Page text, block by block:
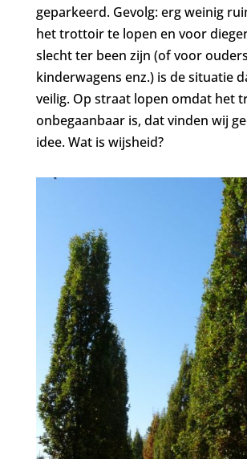
geparkeerd. Gevolg: erg weinig
het trottoir te lopen en voor
slecht ter been zijn (of voor
kinderwagens enz.) is de situatie
veilig. Op straat lopen omdat het
onbegaanbaar is, dat vinden wij
idee. Wat is wijsheid?